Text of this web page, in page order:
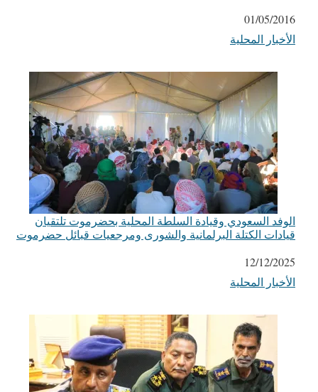
التاريخ
01/05/2016
في ما يتعلق بما يأتي
الأخبار المحلية
الوفد السعودي وقيادة السلطة المحلية بحضرموت تلتقيان
قيادات الكتلة البرلمانية والشورى ومرجعيات قبائل حضرموت
التاريخ
12/12/2025
في ما يتعلق بما يأتي
الأخبار المحلية